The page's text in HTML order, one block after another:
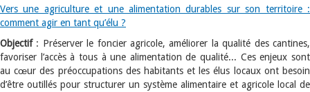
Vers une agriculture et une alimentation durables sur son territoire :
comment agir en tant qu’élu ?
Objectif: Préserver le foncier agricole, améliorer la qualité des cantines,
favoriser l’accès à tous à une alimentation de qualité... Ces enjeux sont
au cœur des préoccupations des habitants et les élus locaux ont besoin
d’être outillés pour structurer un système alimentaire et agricole local de